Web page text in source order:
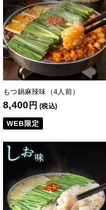
もつ鍋麻辣味（4人前）
8,400 円 (税込)
WEB限定